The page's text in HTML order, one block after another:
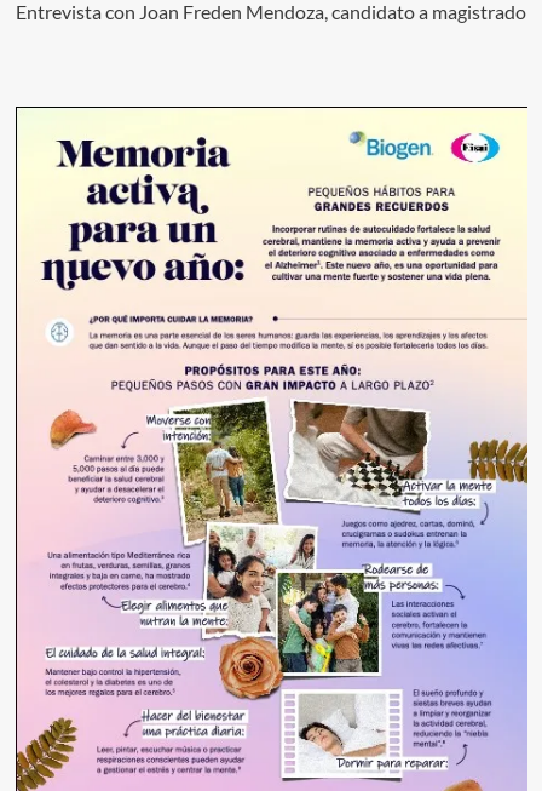
Entrevista con Joan Freden Mendoza, candidato a magistrado